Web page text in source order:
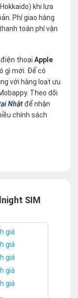
khi lựa
Phí giao hàng
toán phí vận
thoại Apple
gì mới. Để có
với hàng loạt ưu
Theo dõi
Nhậtđể nhận
chính sách
SIM
giá
giá
giá
giá
giá